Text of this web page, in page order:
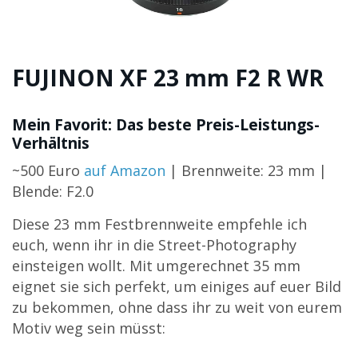
FUJINON XF 23 mm F2 R WR
Mein Favorit: Das beste Preis-Leistungs-
Verhältnis
~500 Euro auf Amazon | Brennweite: 23 mm |
Blende: F2.0
Diese 23 mm Festbrennweite empfehle ich
euch, wenn ihr in die Street-Photography
einsteigen wollt. Mit umgerechnet 35 mm
eignet sie sich perfekt, um einiges auf euer Bild
zu bekommen, ohne dass ihr zu weit von eurem
Motiv weg sein müsst: